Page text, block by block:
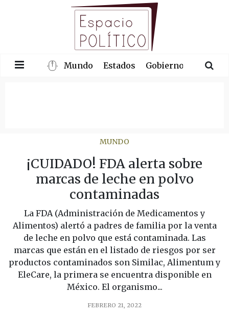
Mundo Estados Gobierno
MUNDO
¡CUIDADO! FDA alerta sobre
marcas de leche en polvo
contaminadas
La FDA (Administración de Medicamentos y
Alimentos) alertó a padres de familia por la venta
de leche en polvo que está contaminada. Las
marcas que están en el listado de riesgos por ser
productos contaminados son Similac, Alimentum y
EleCare, la primera se encuentra disponible en
México. El organismo...
FEBRERO 21, 2022